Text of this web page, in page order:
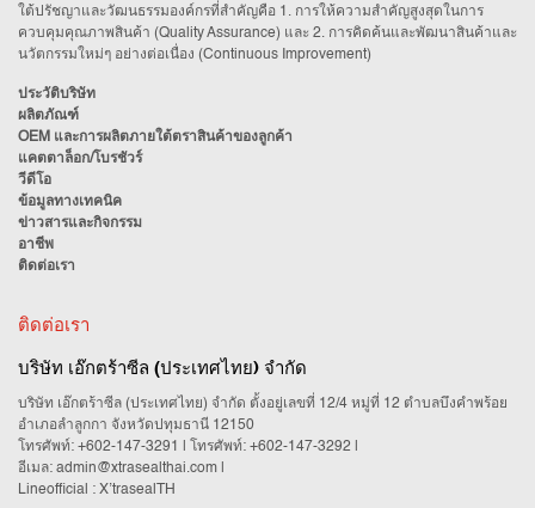
ใต้ปรัชญาและวัฒนธรรมองค์กรที่สำคัญคือ 1. การให้ความสำคัญสูงสุดในการ
ควบคุมคุณภาพสินค้า (Quality Assurance) และ 2. การคิดค้นและพัฒนาสินค้าและ
นวัตกรรมใหม่ๆ อย่างต่อเนื่อง (Continuous Improvement)
ประวัติบริษัท
ผลิตภัณฑ์
OEM และการผลิตภายใต้ตราสินค้าของลูกค้า
แคตตาล็อก/โบรชัวร์
วีดีโอ
ข้อมูลทางเทคนิค
ข่าวสารและกิจกรรม
อาชีพ
ติดต่อเรา
ติดต่อเรา
บริษัท เอ๊กตร้าซีล (ประเทศไทย) จำกัด
บริษัท เอ๊กตร้าซีล (ประเทศไทย) จำกัด ตั้งอยู่เลขที่ 12/4 หมู่ที่ 12 ตำบลบึงคำพร้อย
อำเภอลำลูกกา จังหวัดปทุมธานี 12150
โทรศัพท์: +602-147-3291 | โทรศัพท์: +602-147-3292
อีเมล: admin@xtrasealthai.com
Lineofficial : X’trasealTH